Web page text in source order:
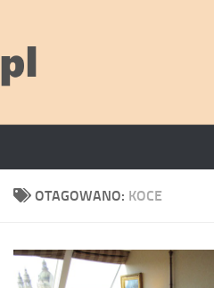
OTAGOWANO: KOCE